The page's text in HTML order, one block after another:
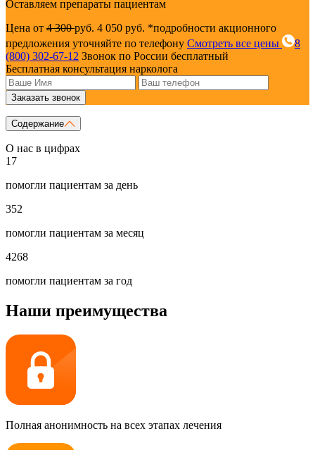
Оставляем препараты пациентам
Цена от 4 300руб. 4 050 руб. *подробности акционного
предложения уточняйте по телефону Смотреть все цены
8
(800) 302-67-12 Звонок по России бесплатный
Бесплатная консультация нарколога
Заказать звонок
Содержание
О нас в цифрах
17
помогли пациентам за день
352
помогли пациентам за месяц
4268
помогли пациентам за год
Наши преимущества
Полная анонимность на всех этапах лечения